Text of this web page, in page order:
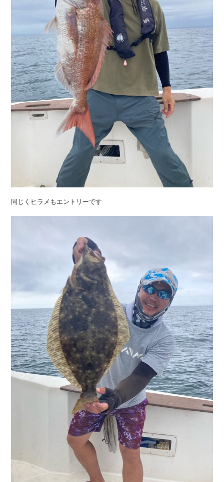
同じくヒラメもエントリーです